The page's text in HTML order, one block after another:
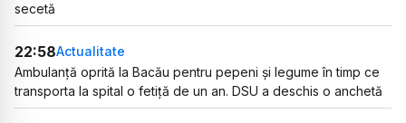
secetă
22:58Actualitate
Ambulanță oprită la Bacău pentru pepeni și legume în timp ce
transporta la spital o fetiță de un an. DSU a deschis o anchetă